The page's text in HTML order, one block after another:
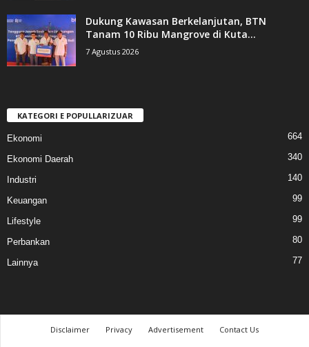
Dukung Kawasan Berkelanjutan, BTN
Tanam 10 Ribu Mangrove di Kuta...
7 Agustus 2026
KATEGORI E POPULLARIZUAR
Ekonomi 664
Ekonomi Daerah 340
Industri 140
Keuangan 99
Lifestyle 99
Perbankan 80
Lainnya 77
Disclaimer Privacy Advertisement
Contact Us